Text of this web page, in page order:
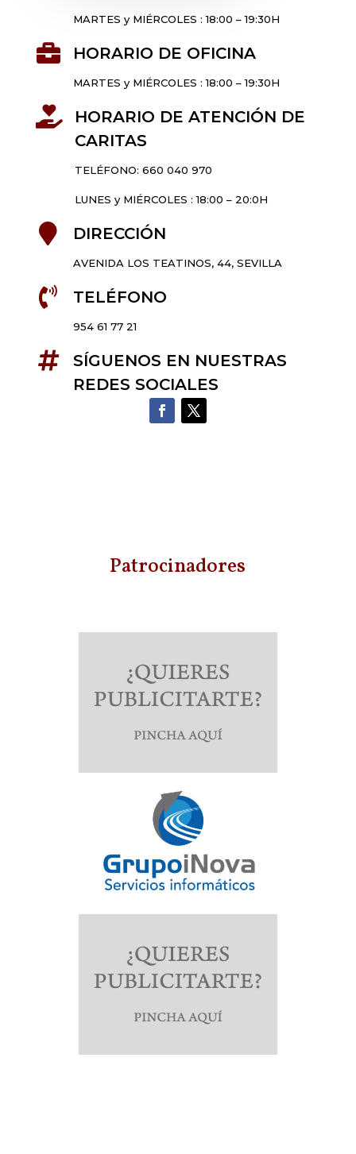
MARTES y MIÉRCOLES : 18:00 – 19:30H
 HORARIO DE OFICINA
MARTES y MIÉRCOLES : 18:00 – 19:30H

HORARIO DE ATENCIÓN DE
CARITAS
TELÉFONO: 660 040 970
LUNES y MIÉRCOLES : 18:00 – 20:0H
 DIRECCIÓN
AVENIDA LOS TEATINOS, 44, SEVILLA
 TELÉFONO
954 61 77 21

SÍGUENOS EN NUESTRAS
REDES SOCIALES
Patrocinadores